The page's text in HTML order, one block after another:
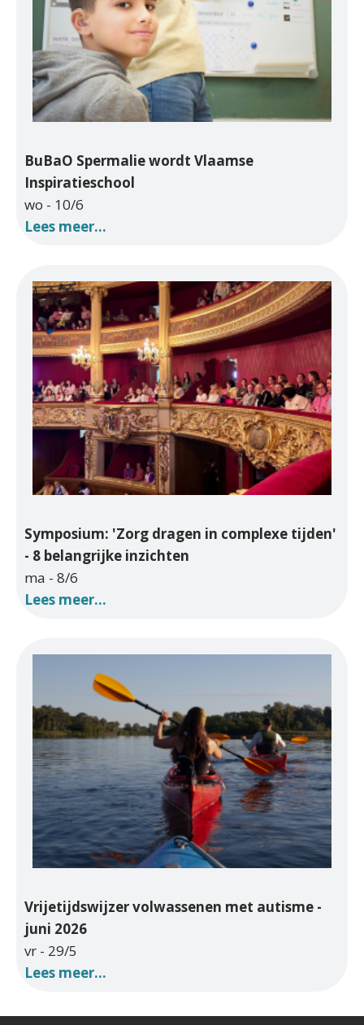
BuBaO Spermalie wordt Vlaamse
Inspiratieschool
wo - 10/6
Lees meer...
Symposium: 'Zorg dragen in complexe tijden'
- 8 belangrijke inzichten
ma - 8/6
Lees meer...
Vrijetijdswijzer volwassenen met autisme -
juni 2026
vr - 29/5
Lees meer...